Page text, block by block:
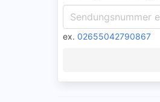
ex. 02655042790867